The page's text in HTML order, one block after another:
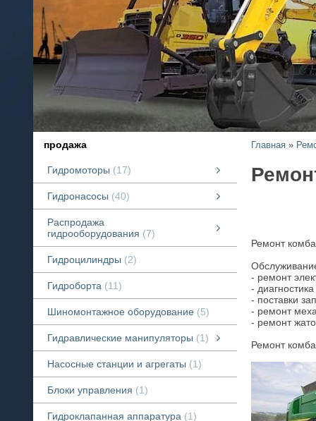
продажа
Гидромоторы 17
Гидронасосы 40
Распродажа
гидрооборудования
7
Гидроцилиндры 2
Гидроборта 11
Шиномонтажное оборудование 5
Гидравлические манипуляторы 1
Насосные станции и агрегаты 1
Блоки управления 1
Гидроклапанная аппаратура 1
Главная »
Ремонт
- ремонт
-
- поставки
- ремонт
- ремонт
Ремонт